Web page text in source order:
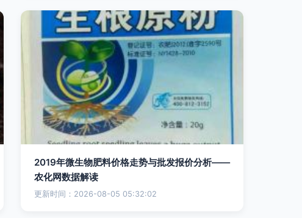
2019年微生物肥料价格走势与批发报价分析——
农化网数据解读
更新时间：2026-08-05 05:32:02